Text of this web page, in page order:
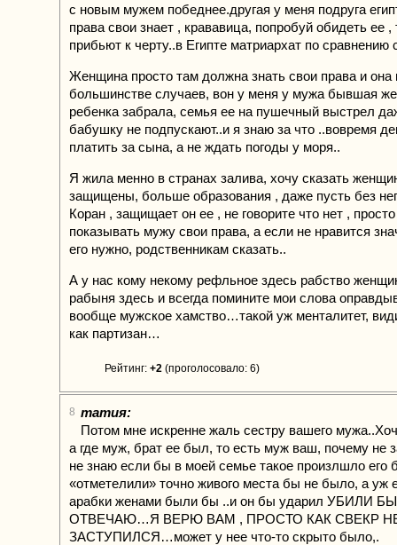
с новым мужем победнее.другая у меня подруга
права свои знает , крававица, попробуй обидеть ее ,
прибьют к черту..в Египте матриархат по
Женщина просто там должна знать свои права и она
большинстве случаев, вон у меня у мужа бывшая
ребенка забрала, семья ее на пушечный выстрел
бабушку не подпускают..и я знаю за что ..вовремя
платить за сына, а не ждать погоды у моря..
Я жила менно в странах залива, хочу сказать
защищены, больше образования , даже пусть без
Коран , защищает он ее , не говорите что нет ,
показывать мужу свои права, а если не нравится
его нужно, родственникам сказать..
А у нас кому некому рефльное здесь рабство
рабыня здесь и всегда помините мои слова
вообще мужское хамство…такой уж менталитет,
как партизан…
Рейтинг: +2 (проголосовало: 6)
8 татия:
Потом мне искренне жаль сестру вашего
а где муж, брат ее был, то есть муж ваш, почему не
не знаю если бы в моей семье такое произлшло его
«отметелили» точно живого места бы не было, а уж
арабки женами были бы ..и он бы ударил УБИЛИ
ОТВЕЧАЮ…Я ВЕРЮ ВАМ , ПРОСТО КАК СВЕКР
ЗАСТУПИЛСЯ…может у нее что-то скрыто было,.